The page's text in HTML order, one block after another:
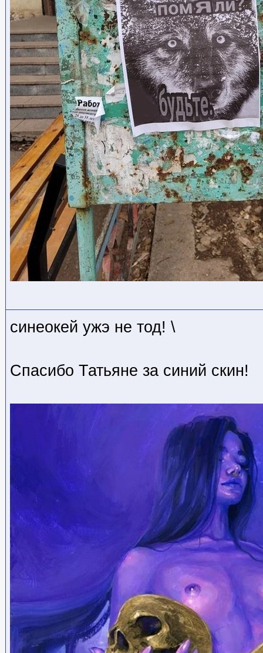
синеокей ужэ не тод! \
Спасибо Татьяне за синий скин!